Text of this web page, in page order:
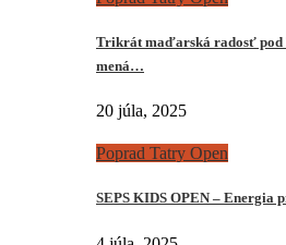
Trikrát maďarská radosť pod
mená…
20 júla, 2025
Poprad Tatry Open
SEPS KIDS OPEN – Energia